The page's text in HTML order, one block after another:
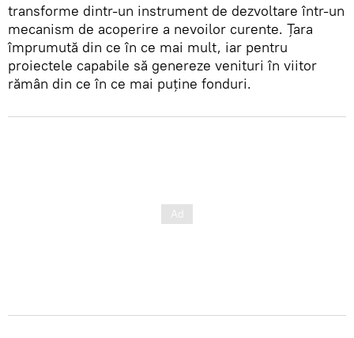
transforme dintr-un instrument de dezvoltare într-un
mecanism de acoperire a nevoilor curente. Țara
împrumută din ce în ce mai mult, iar pentru
proiectele capabile să genereze venituri în viitor
rămân din ce în ce mai puține fonduri.